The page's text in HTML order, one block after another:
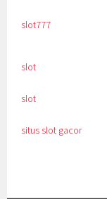
slot777
slot
slot
situs slot gacor